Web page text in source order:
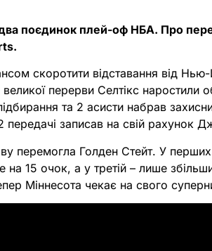
два поєдинок плей-оф НБА. Про
скоротити відставання від
перерви Селтікс наростили
та 2 асисти набрав
передачі записав на свій рахунок
перемогла Голден Стейт. У
на 15 очок, а у третій – лише
Міннесота чекає на свого